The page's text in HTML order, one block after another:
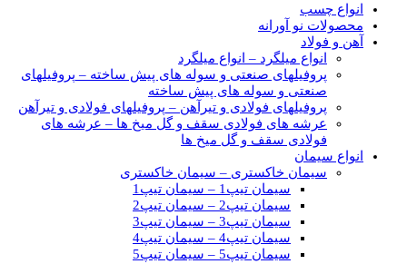
انواع چسب
محصولات نو آورانه
آهن و فولاد
انواع میلگرد – انواع میلگرد
پروفیلهای صنعتی و سوله های پیش ساخته – پروفیلهای
صنعتی و سوله های پیش ساخته
پروفیلهای فولادی و تیرآهن – پروفیلهای فولادی و تیرآهن
عرشه های فولادی سقف و گل میخ ها – عرشه های
فولادی سقف و گل میخ ها
انواع سیمان
سیمان خاکستری – سیمان خاکستری
سیمان تیپ1
– سیمان تیپ1
سیمان تیپ2
– سیمان تیپ2
سیمان تیپ3
– سیمان تیپ3
سیمان تیپ4
– سیمان تیپ4
سیمان تیپ5
– سیمان تیپ5